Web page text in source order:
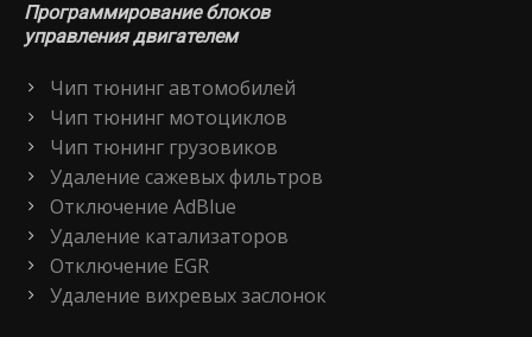
Программирование блоков
управления двигателем
Чип тюнинг автомобилей
Чип тюнинг мотоциклов
Чип тюнинг грузовиков
Удаление сажевых фильтров
Отключение AdBlue
Удаление катализаторов
Отключение EGR
Удаление вихревых заслонок